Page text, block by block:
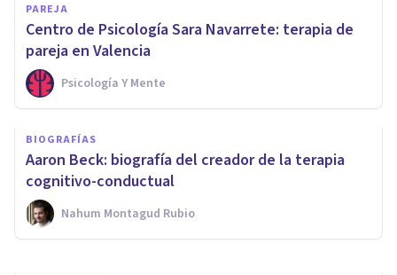
PAREJA
Centro de Psicología Sara Navarrete: terapia de
pareja en Valencia
Psicología Y Mente
BIOGRAFÍAS
Aaron Beck: biografía del creador de la terapia
cognitivo-conductual
Nahum Montagud Rubio
​Los 7 mejores Másters en
terapia psicológica
Psicología Y Mente